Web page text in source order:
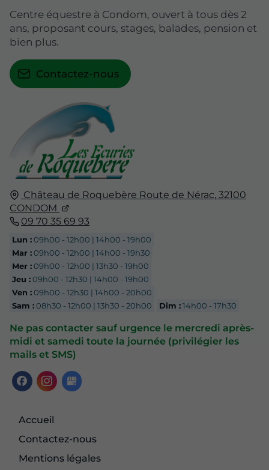
Château de Roquebère Route de Nérac, 32100
CONDOM
09 70 35 69 93
Lun :09h00 - 12h00 | 14h00 - 19h00
Mar :09h00 - 12h00 | 14h00 - 19h30
Mer :09h00 - 12h00 | 13h30 - 19h00
Jeu :09h00 - 12h30 | 14h00 - 19h00
Ven :09h00 - 12h30 | 14h00 - 20h00
Sam :08h30 - 12h00 | 13h30 - 20h00 Dim :14h00 - 17h30
Ne pas contacter sauf urgence le mercredi après-
midi et samedi toute la journée (privilégier les
mails et SMS)
Accueil
Contactez-nous
Mentions légales
Centre équestre à Condom, ouvert à tous dès 2
ans, proposant cours, stages, balades, pension et
bien plus.
Contactez-nous